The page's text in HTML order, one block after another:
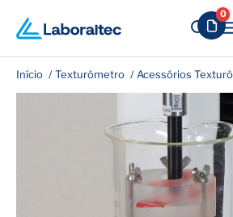
0
Início Texturômetro Acessórios